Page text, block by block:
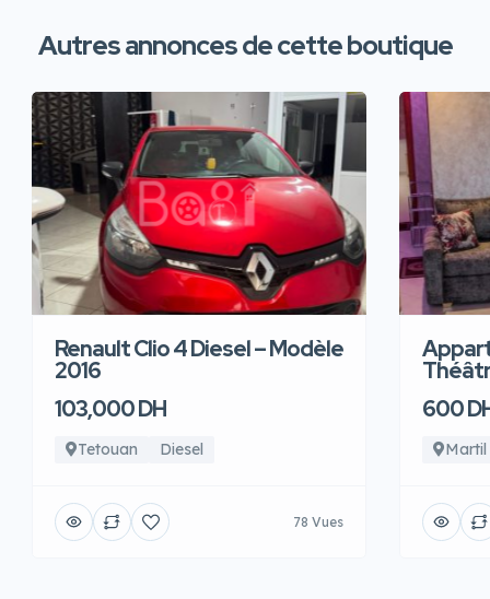
Autres annonces de cette boutique
Renault Clio 4 Diesel – Modèle
2016
103,000 DH
Tetouan Diesel
78 Vues
600
Martil